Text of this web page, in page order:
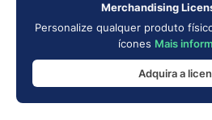
Merchandising
Personalize qualquer produto
ícones Mais
Adquira a